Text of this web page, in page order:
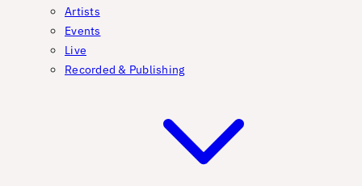
Artists
Events
Live
Recorded & Publishing